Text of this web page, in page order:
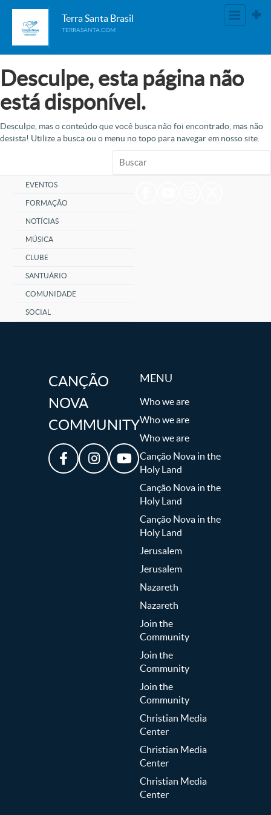
Terra Santa Brasil
TERRASANTA.COM
Desculpe, esta página não
está disponível.
Desculpe, mas o conteúdo que você busca não foi encontrado, mas não
desista! Utilize a busca ou o menu no topo para navegar em nosso site.
EVENTOS
FORMAÇÃO
NOTÍCIAS
MÚSICA
CLUBE
SANTUÁRIO
COMUNIDADE
SOCIAL
CANÇÃO
NOVA
COMMUNITY
MENU
Who we are
Who we are
Who we are
Canção Nova in the
Holy Land
Canção Nova in the
Holy Land
Canção Nova in the
Holy Land
Jerusalem
Jerusalem
Nazareth
Nazareth
Join the
Community
Join the
Community
Join the
Community
Christian Media
Center
Christian Media
Center
Christian Media
Center